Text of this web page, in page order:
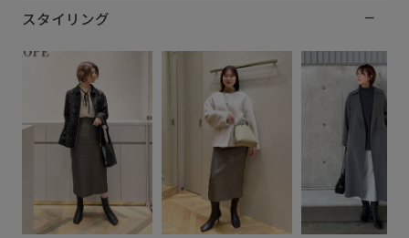
スタイリング